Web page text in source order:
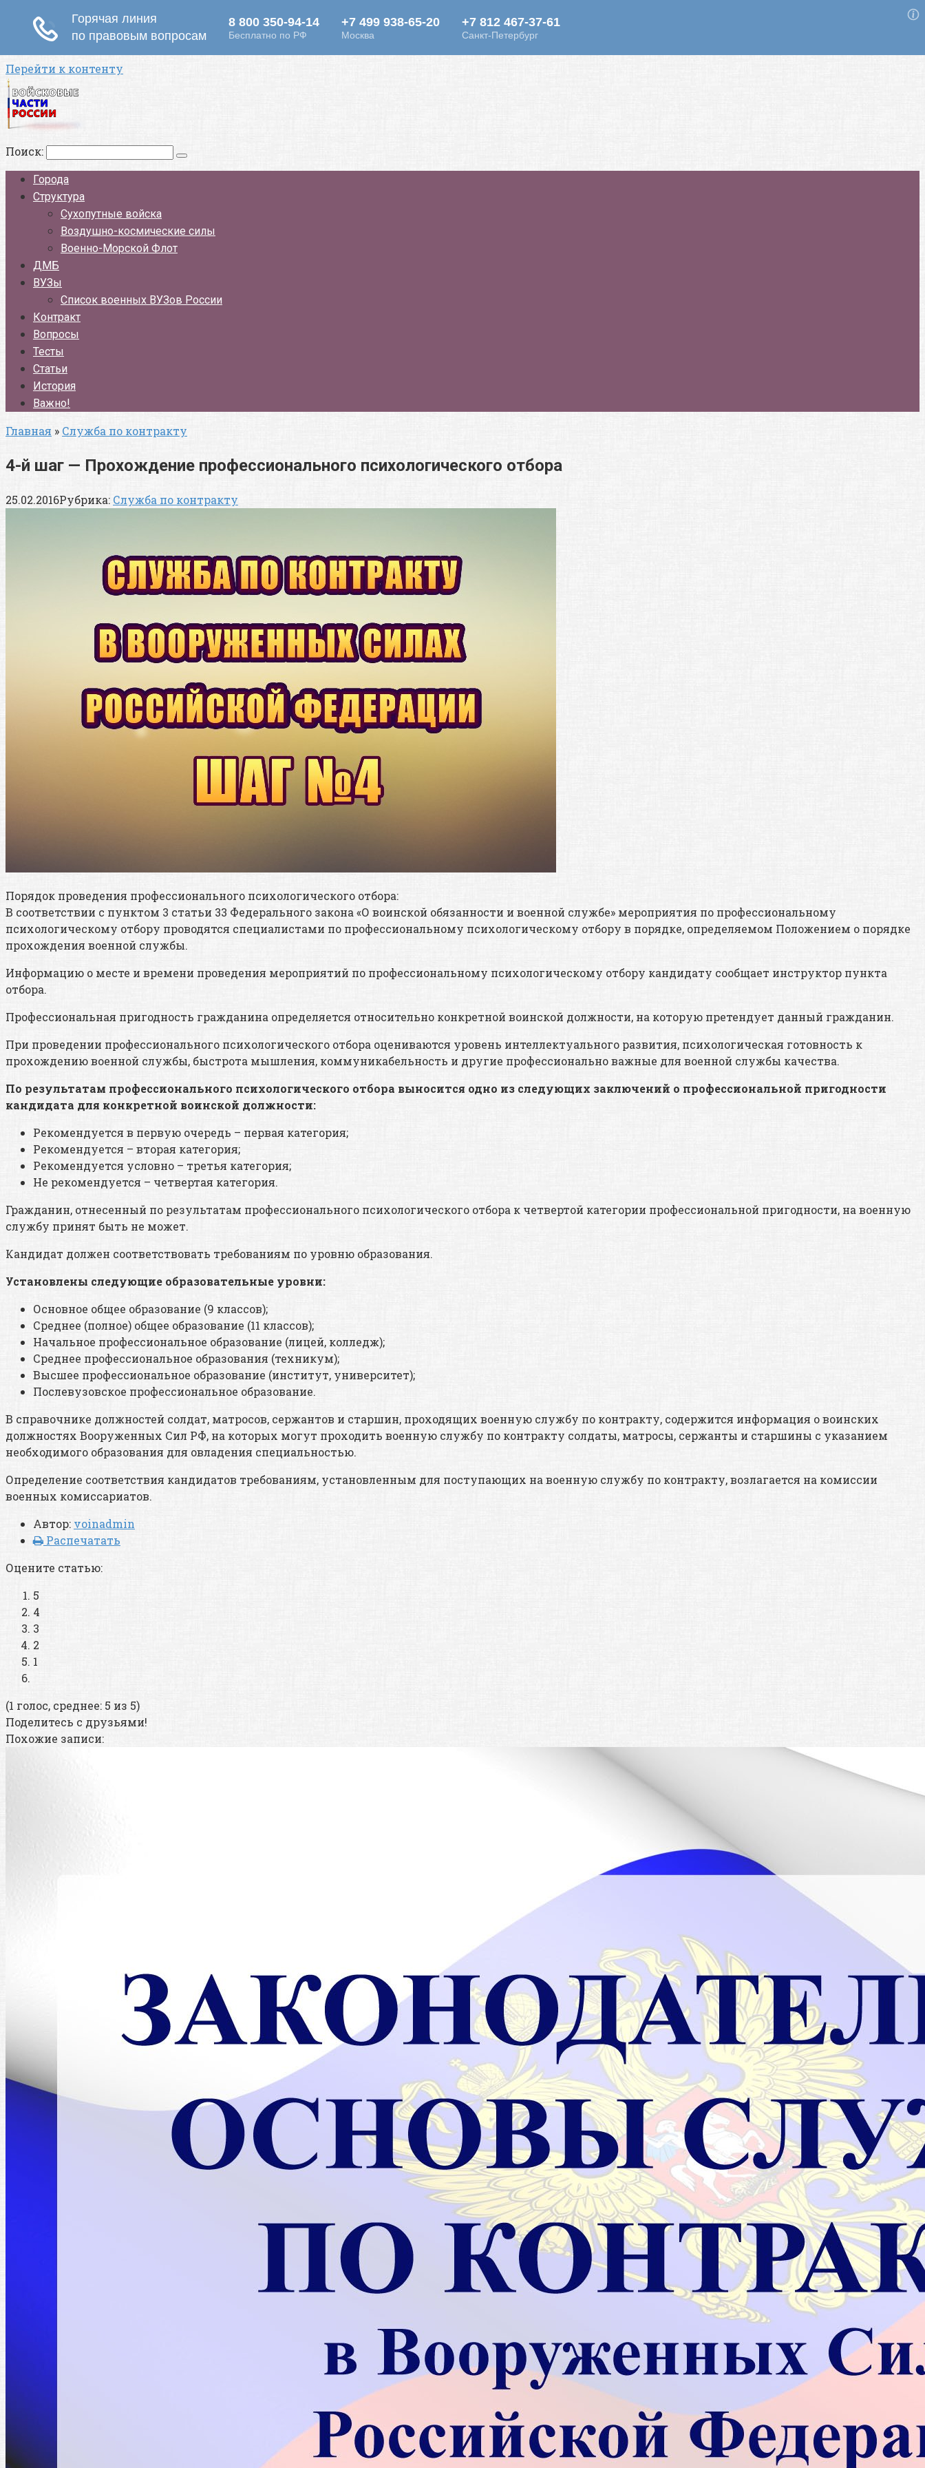
Перейти к контенту
Поиск:
Города
Структура
Сухопутные войска
Воздушно-космические силы
Военно-Морской Флот
ДМБ
ВУЗы
Список военных ВУЗов России
Контракт
Вопросы
Тесты
Статьи
История
Важно!
Главная » Служба по контракту
4-й шаг — Прохождение профессионального психологического отбора
25.02.2016Рубрика: Служба по контракту
Порядок проведения профессионального психологического отбора:
В соответствии с пунктом 3 статьи 33 Федерального закона «О воинской обязанности и военной службе» мероприятия по профессиональному
психологическому отбору проводятся специалистами по профессиональному психологическому отбору в порядке, определяемом Положением о порядке
прохождения военной службы.
Информацию о месте и времени проведения мероприятий по профессиональному психологическому отбору кандидату сообщает инструктор пункта
отбора.
Профессиональная пригодность гражданина определяется относительно конкретной воинской должности, на которую претендует данный гражданин.
При проведении профессионального психологического отбора оцениваются уровень интеллектуального развития, психологическая готовность к
прохождению военной службы, быстрота мышления, коммуникабельность и другие профессионально важные для военной службы качества.
По результатам профессионального психологического отбора выносится одно из следующих заключений о профессиональной пригодности
кандидата для конкретной воинской должности:
Рекомендуется в первую очередь – первая категория;
Рекомендуется – вторая категория;
Рекомендуется условно – третья категория;
Не рекомендуется – четвертая категория.
Гражданин, отнесенный по результатам профессионального психологического отбора к четвертой категории профессиональной пригодности, на военную
службу принят быть не может.
Кандидат должен соответствовать требованиям по уровню образования.
Установлены следующие образовательные уровни:
Основное общее образование (9 классов);
Среднее (полное) общее образование (11 классов);
Начальное профессиональное образование (лицей, колледж);
Среднее профессиональное образования (техникум);
Высшее профессиональное образование (институт, университет);
Послевузовское профессиональное образование.
В справочнике должностей солдат, матросов, сержантов и старшин, проходящих военную службу по контракту, содержится информация о воинских
должностях Вооруженных Сил РФ, на которых могут проходить военную службу по контракту солдаты, матросы, сержанты и старшины с указанием
необходимого образования для овладения специальностью.
Определение соответствия кандидатов требованиям, установленным для поступающих на военную службу по контракту, возлагается на комиссии
военных комиссариатов.
Автор: voinadmin
Распечатать
Оцените статью:
5
4
3
2
1
(1 голос, среднее: 5 из 5)
Поделитесь с друзьями!
Похожие записи: